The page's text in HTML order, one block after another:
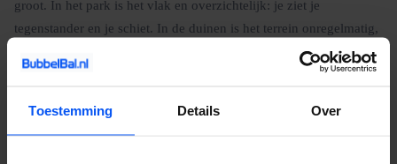
Toestemming Details Over
groot. In het park is het vlak en overzichtelijk: je ziet je
tegenstander en je schiet. In de duinen is het terrein onregelmatig,
het zicht beperkt door vegetatie, en de wind een factor die de
boogvlucht beinvloedt. Groepen die beide hebben geprobeerd
maakt het spel rijker.